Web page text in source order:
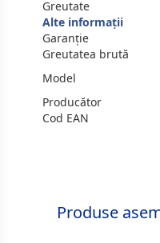
Greutate
Alte informații
Garanție
Greutatea brută
Model
Producător
Cod EAN
Produse